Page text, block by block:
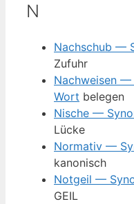
N
Nachschub —
Zufuhr
Nachweisen —
Wort belegen
Nische —
Lücke
Normativ —
kanonisch
Notgeil —
GEIL